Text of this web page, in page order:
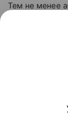
Тем не менее
в
историю
в столице в
до плюс 36,8